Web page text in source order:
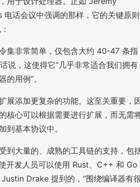
话会议中强调的那样，它的关键原则
集非常简单，仅包含大约 40-47 条指
说，这使得它“几乎非常适合我们拥有
的用例”。
展添加更复杂的功能。这至关重要，
核心可以根据需要进行扩展，而无需
到基本协议中。
到大量的、成熟的工具链的支持，包
开发人员可以使用 Rust、C++ 和 Go
Drake 提到的，“围绕编译器有